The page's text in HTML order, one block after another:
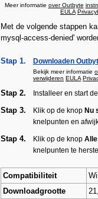
Meer informatie over Outbyte
EULA
Met de volgende stappen
mysql-access-denied'
Stap 1. Downloaden
Bekijk meer informatie
verwijderen EULA
Stap 2. Installeer en start
Stap 3. Klik op de knop Nu
knelpunten en
Stap 4. Klik op de knop
knelpunten te
Compatibiliteit
Downloadgrootte